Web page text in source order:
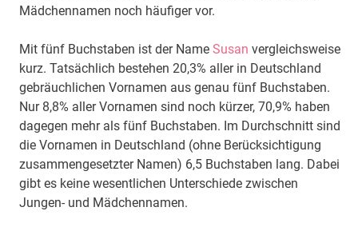
Mädchennamen noch häufiger vor.
Mit fünf Buchstaben ist der Name Susan vergleichsweise
kurz. Tatsächlich bestehen 20,3% aller in Deutschland
gebräuchlichen Vornamen aus genau fünf Buchstaben.
Nur 8,8% aller Vornamen sind noch kürzer, 70,9% haben
dagegen mehr als fünf Buchstaben. Im Durchschnitt sind
die Vornamen in Deutschland (ohne Berücksichtigung
zusammengesetzter Namen) 6,5 Buchstaben lang. Dabei
gibt es keine wesentlichen Unterschiede zwischen
Jungen- und Mädchennamen.